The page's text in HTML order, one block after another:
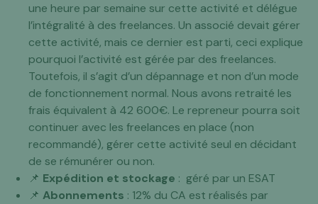
une heure par semaine sur cette activité et délégue
l’intégralité à des freelances. Un associé devait gérer
cette activité, mais ce dernier est parti, ceci explique
pourquoi l’activité est gérée par des freelances.
Toutefois, il s’agit d’un dépannage et non d’un mode
de fonctionnement normal. Nous avons retraité les
frais équivalent à 42 600€. Le repreneur pourra soit
continuer avec les freelances en place (non
recommandé), gérer cette activité seul en décidant
de se rémunérer ou non.
📌 Expédition et stockage : géré par un ESAT
📌 Abonnements : 12% du CA est réalisés par